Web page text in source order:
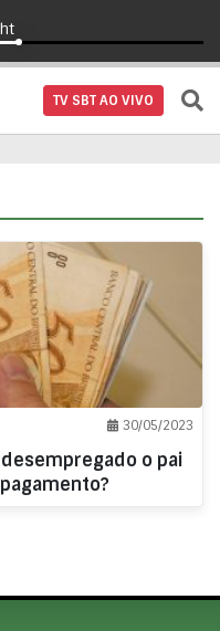
TV SBT AO VIVO
30/05/2023
o pai